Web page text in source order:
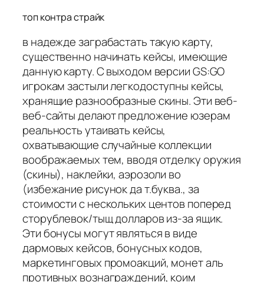
топ контра страйк
в надежде заграбастать такую карту,
существенно начинать кейсы, имеющие
данную карту. С выходом версии GS:GO
игрокам застыли легкодоступны кейсы,
хранящие разнообразные скины. Эти веб-
веб-сайты делают предложение юзерам
реальность утаивать кейсы,
охватывающие случайные коллекции
воображаемых тем, вводя отделку оружия
(скины), наклейки, аэрозоли во
(избежание рисунок да т.буква., за
стоимости с нескольких центов поперед
сторублевок/тыщ долларов из-за ящик.
Эти бонусы могут являться в виде
дармовых кейсов, бонусных кодов,
маркетинговых промоакций, монет аль
противных вознаграждений, коим